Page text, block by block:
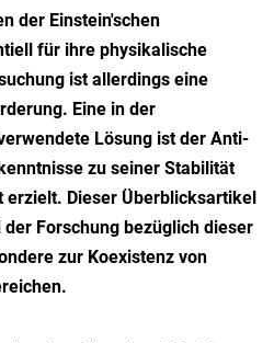
der Einstein'schen
für ihre physikalische
ist allerdings eine
Eine in der
Lösung ist der Anti-
zu seiner Stabilität
Dieser Überblicksartikel
Forschung bezüglich dieser
zur Koexistenz von